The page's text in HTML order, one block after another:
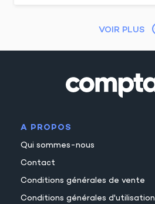
VOIR PLUS
A PROPOS
Qui sommes-nous
Contact
Conditions générales de vente
Conditions générales d'utilisation